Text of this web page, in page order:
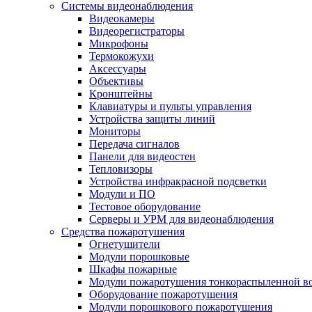
Системы видеонаблюдения
Видеокамеры
Видеорегистраторы
Микрофоны
Термокожухи
Аксессуары
Объективы
Кронштейны
Клавиатуры и пульты управления
Устройства защиты линий
Мониторы
Передача сигналов
Панели для видеостен
Тепловизоры
Устройства инфракрасной подсветки
Модули и ПО
Тестовое оборудование
Серверы и УРМ для видеонаблюдения
Средства пожаротушения
Огнетушители
Модули порошковые
Шкафы пожарные
Модули пожаротушения тонкораспыленной
Оборудование пожаротушения
Модули порошкового пожаротушения